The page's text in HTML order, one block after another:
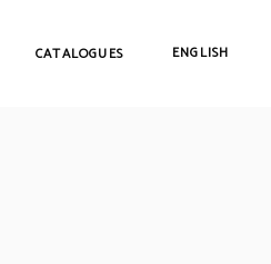
CATALOGUES ENGLISH